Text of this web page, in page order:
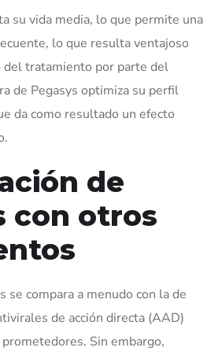
su vida media, lo que permite una
lo que resulta ventajoso
tratamiento por parte del
de Pegasys optimiza su perfil
da como resultado un efecto
de
con otros
se compara a menudo con la de
de acción directa (AAD)
Sin embargo,